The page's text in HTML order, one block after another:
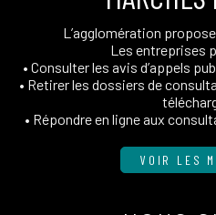
L’agglomération
Les entreprises
• Consulter les avis d’appels
• Retirer les dossiers de
• Répondre en ligne aux
VOIR LES